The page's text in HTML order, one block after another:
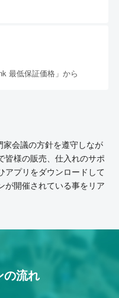
最低保証価格」から
会議の方針を遵守しなが
皆様の販売、仕入れのサポ
アプリをダウンロードして
が開催されている事をリア
の流れ